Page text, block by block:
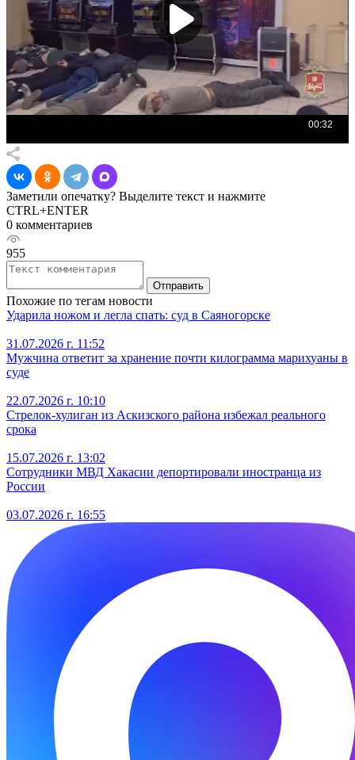
Заметили опечатку? Выделите текст и нажмите
CTRL+ENTER
0 комментариев
955
Отправить
Похожие по тегам новости
Ударила ножом и легла спать: суд в Саяногорске
31.07.2026 г. 11:52
Мужчина ответит за хранение почти килограмма марихуаны в
суде
22.07.2026 г. 10:10
Стрелок-хулиган из Аскизского района избежал реального
срока
15.07.2026 г. 13:02
Сотрудники МВД Хакасии депортировали иностранца из
России
03.07.2026 г. 16:55